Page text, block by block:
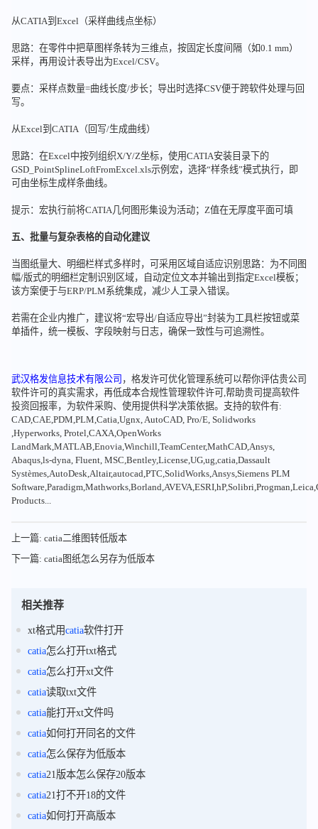
从CATIA到Excel（采样曲线点坐标）
思路：在零件中把草图样条转为三维点，按固定长度间隔（如0.1 mm）
采样，再用设计表导出为Excel/CSV。
要点：采样点数量=曲线长度/步长；导出时选择CSV便于跨软件处理与回
写。
从Excel到CATIA（回写/生成曲线）
思路：在Excel中按列组织X/Y/Z坐标，使用CATIA安装目录下的
GSD_PointSplineLoftFromExcel.xls示例宏，选择“样条线”模式执行，即
可由坐标生成样条曲线。
提示：宏执行前将CATIA几何图形集设为活动；Z值在无厚度平面可填
五、批量与复杂表格的自动化建议
当图纸量大、明细栏样式多样时，可采用区域自适应识别思路：为不同图
幅/版式的明细栏定制识别区域，自动定位文本并输出到指定Excel模板；
该方案便于与ERP/PLM系统集成，减少人工录入错误。
若需在企业内推广，建议将“宏导出/自适应导出”封装为工具栏按钮或菜
单插件，统一模板、字段映射与日志，确保一致性与可追溯性。
武汉格发信息技术有限公司 ，格发许可优化管理系统可以帮你评估贵公司
软件许可的真实需求，再低成本合规性管理软件许可,帮助贵司提高软件
投资回报率，为软件采购、使用提供科学决策依据。支持的软件有:
CAD,CAE,PDM,PLM,Catia,Ugnx, AutoCAD, Pro/E, Solidworks
,Hyperworks, Protel,CAXA,OpenWorks
LandMark,MATLAB,Enovia,Winchill,TeamCenter,MathCAD,Ansys,
Abaqus,ls-dyna, Fluent, MSC,Bentley,License,UG,ug,catia,Dassault
Systèmes,AutoDesk,Altair,autocad,PTC,SolidWorks,Ansys,Siemens PLM
Products...
上一篇: catia二维图转低版本
下一篇: catia图纸怎么另存为低版本
相关推荐
xt格式用catia软件打开
catia怎么打开txt格式
catia怎么打开xt文件
catia读取txt文件
catia能打开xt文件吗
catia如何打开同名的文件
catia怎么保存为低版本
catia21版本怎么保存20版本
catia21打不开18的文件
catia如何打开高版本